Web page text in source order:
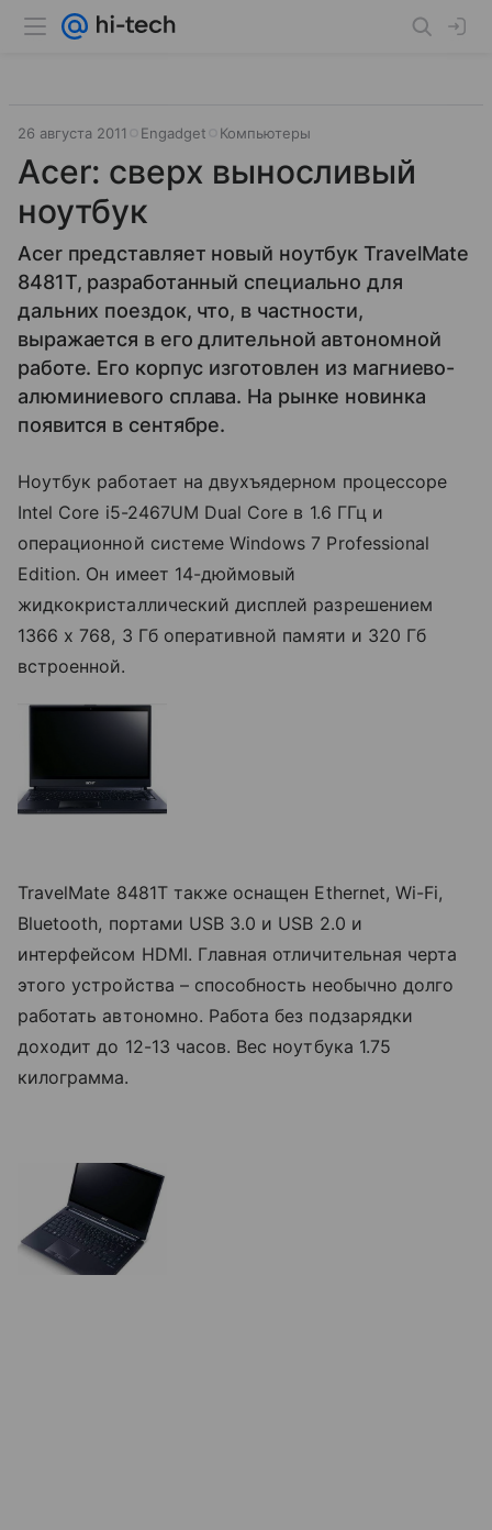
26 августа 2011 Engadget Компьютеры
Acer: сверх выносливый
ноутбук
Acer представляет новый ноутбук TravelMate
8481T, разработанный специально для
дальних поездок, что, в частности,
выражается в его длительной автономной
работе. Его корпус изготовлен из магниево-
алюминиевого сплава. На рынке новинка
появится в сентябре.
Ноутбук работает на двухъядерном процессоре
Intel Core i5-2467UM Dual Core в 1.6 ГГц и
операционной системе Windows 7 Professional
Edition. Он имеет 14-дюймовый
жидкокристаллический дисплей разрешением
1366 х 768, 3 Гб оперативной памяти и 320 Гб
встроенной.
TravelMate 8481T также оснащен Ethernet, Wi-Fi,
Bluetooth, портами USB 3.0 и USB 2.0 и
интерфейсом HDMI. Главная отличительная черта
этого устройства – способность необычно долго
работать автономно. Работа без подзарядки
доходит до 12-13 часов. Вес ноутбука 1.75
килограмма.